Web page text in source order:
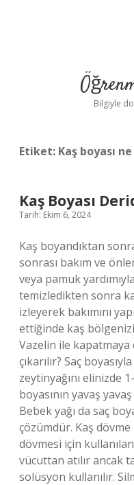
Bilgiyle
Etiket: Kaş boyası
Kaş Boyası
Tarih: Ekim 6, 2024
Kaş boyandıktan
sonrası bakım ve
veya pamuk
temizledikten sonra
izleyerek bakımını
ettiğinde kaş
Vazelin ile kapatmaya
çıkarılır? Saç
zeytinyağını elinizde
boyasının yavaş
Bebek yağı da saç
çözümdür. Kaş dövme
dövmesi için
vücuttan atılır ancak
solüsyon kullanılır.